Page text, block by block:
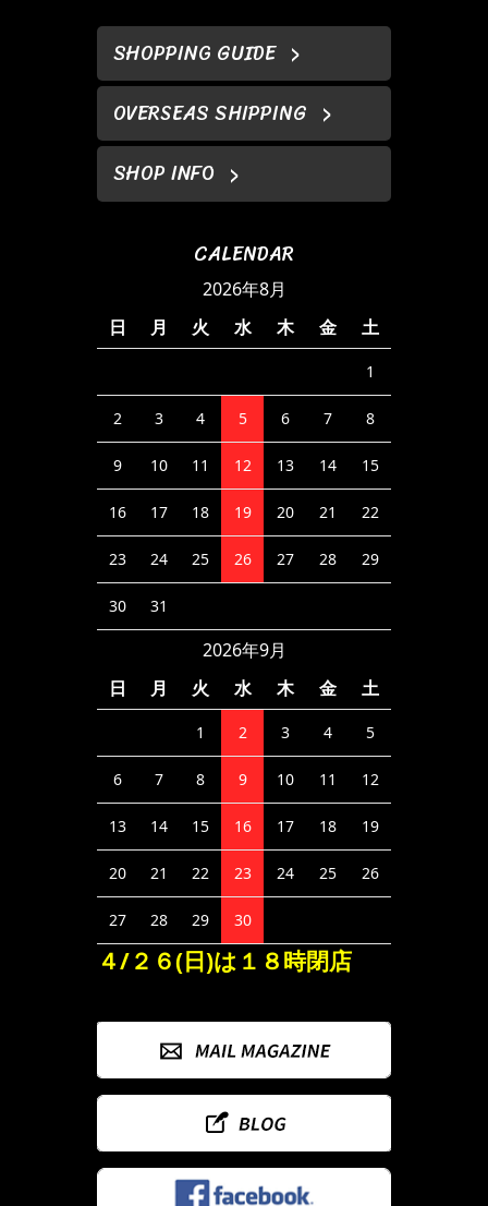
SHOPPING GUIDE
OVERSEAS SHIPPING
SHOP INFO
CALENDAR
2026年8月
日
月 火 水 木 金 土
1
2 3 4 5 6 7 8
9 10 11 12 13 14 15
16 17 18 19 20 21 22
23 24 25 26 27 28 29
30 31
2026年9月
日
月 火 水 木 金 土
1 2 3 4 5
6 7 8 9 10 11 12
13 14 15 16 17 18 19
20 21 22 23 24 25 26
27 28 29 30
４/２６(日)は１８時閉店